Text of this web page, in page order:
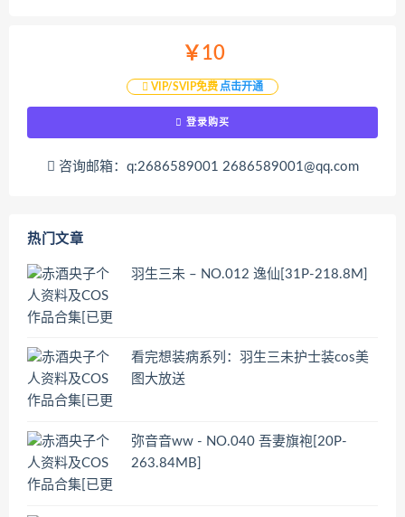
￥10
VIP/SVIP免费 点击开通
登录购买
咨询邮箱：q:2686589001 2686589001@qq.com
热门文章
羽生三未 – NO.012 逸仙[31P-218.8M]
看完想装病系列：羽生三未护士装cos美
图大放送
弥音音ww - NO.040 吾妻旗袍[20P-
263.84MB]